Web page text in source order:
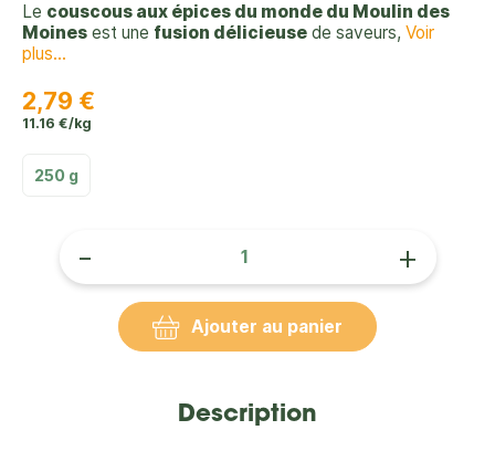
Le couscous aux épices du monde du Moulin des
Moines est une fusion délicieuse de saveurs, Voir
plus...
2,79 €
11.16 €/kg
250 g
- +
Ajouter au panier
Description